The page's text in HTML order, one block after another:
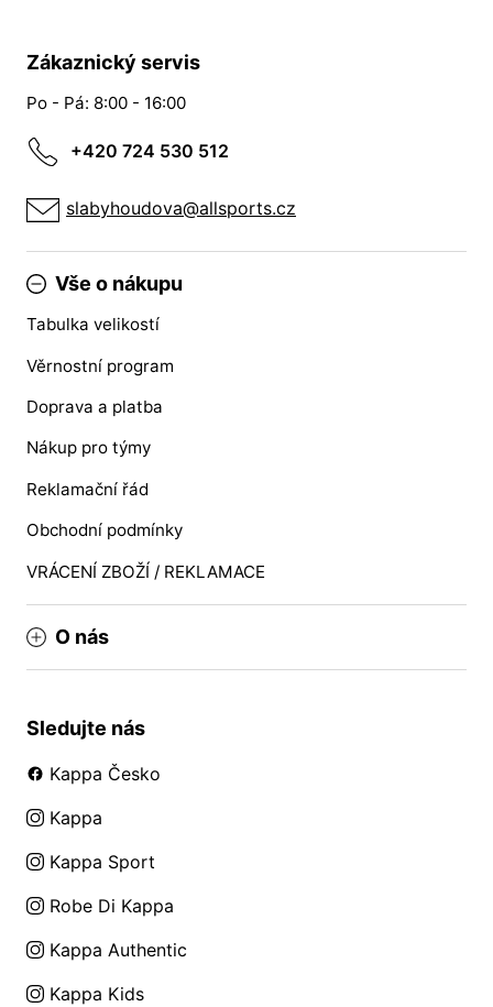
Zákaznický servis
Po - Pá: 8:00 - 16:00
+420 724 530 512
slabyhoudova@allsports.cz
Vše o nákupu
Tabulka velikostí
Věrnostní program
Doprava a platba
Nákup pro týmy
Reklamační řád
Obchodní podmínky
VRÁCENÍ ZBOŽÍ / REKLAMACE
O nás
Sledujte nás
Kappa Česko
Kappa
Kappa Sport
Robe Di Kappa
Kappa Authentic
Kappa Kids